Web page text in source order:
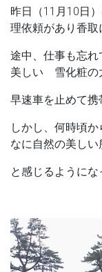
昨日（11月10日
理依頼があり香取
途中、仕事も忘
美しい 雪化粧の
早速車を止めて携
しかし、何時頃
なに自然の美し
と感じるように